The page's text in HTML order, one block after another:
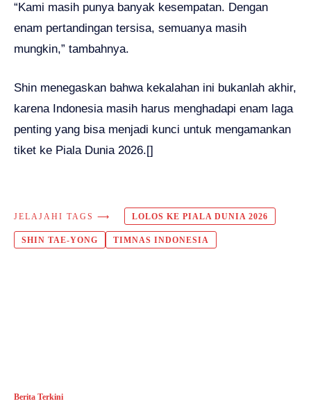
“Kami masih punya banyak kesempatan. Dengan
enam pertandingan tersisa, semuanya masih
mungkin,” tambahnya.
Shin menegaskan bahwa kekalahan ini bukanlah akhir,
karena Indonesia masih harus menghadapi enam laga
penting yang bisa menjadi kunci untuk mengamankan
tiket ke Piala Dunia 2026.[]
JELAJAHI TAGS ⟶ LOLOS KE PIALA DUNIA 2026
SHIN TAE-YONG TIMNAS INDONESIA
Berita Terkini